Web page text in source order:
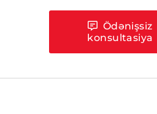
Ödənişsiz
konsultasiya